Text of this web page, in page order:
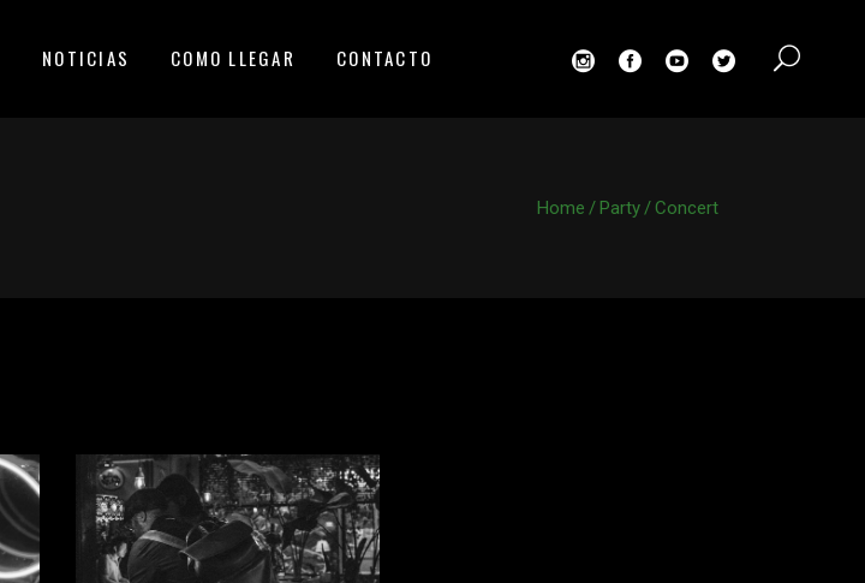
NOTICIAS COMO LLEGAR CONTACTO
Home /Party/Concert